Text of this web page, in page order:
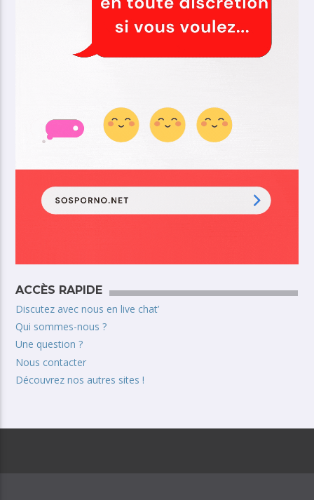
ACCÈS RAPIDE
Discutez avec nous en live chat’
Qui sommes-nous ?
Une question ?
Nous contacter
Découvrez nos autres sites !